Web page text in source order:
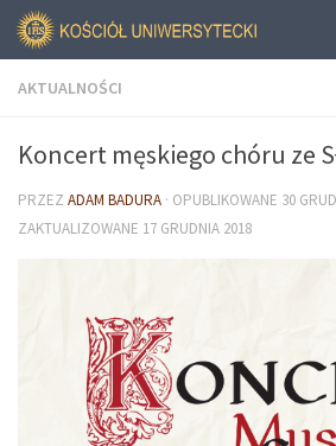
AKTUALNOŚCI
Koncert męskiego chóru ze
PRZEZ ADAM BADURA · OPUBLIKOWANE 30
ZAKTUALIZOWANE 17 GRUDNIA 2018